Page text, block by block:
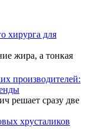
хирурга для
жира, а тонкая
производителей:
решает сразу две
хрусталиков